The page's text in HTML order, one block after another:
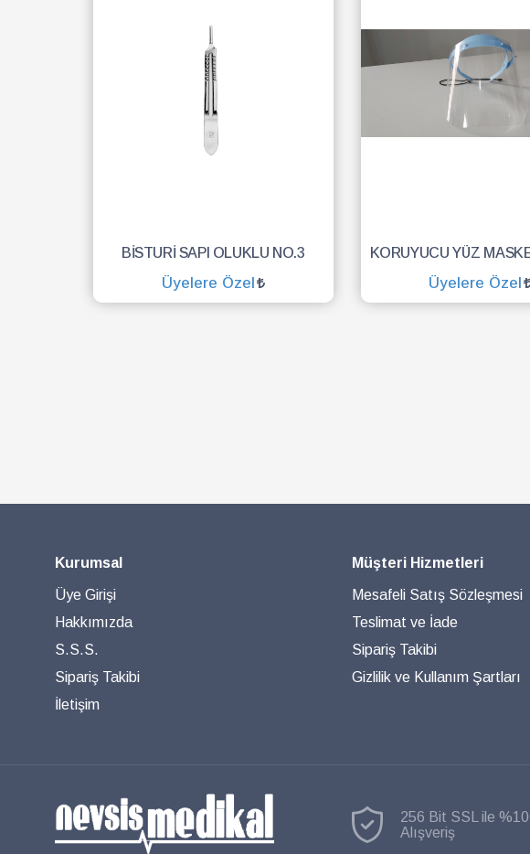
BİSTURİ SAPI OLUKLU NO.3
Üyelere Özel Üyelere Özel
Kurumsal
Üye Girişi
Hakkımızda
S.S.S.
Sipariş Takibi
İletişim
Müşteri Hizmetleri
Mesafeli Satış Sözleşmesi
Teslimat ve İade
Sipariş Takibi
Gizlilik ve Kullanım Şartları
256 Bit SSL ile
Alışveriş